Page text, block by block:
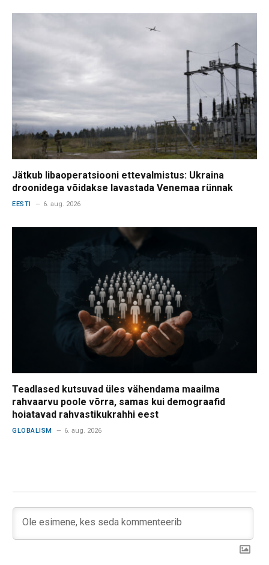
Jätkub libaoperatsiooni ettevalmistus: Ukraina
droonidega võidakse lavastada Venemaa rünnak
EESTI 6. aug. 2026
Teadlased kutsuvad üles vähendama maailma
rahvaarvu poole võrra, samas kui demograafid
hoiatavad rahvastikukrahhi eest
GLOBALISM 6. aug. 2026